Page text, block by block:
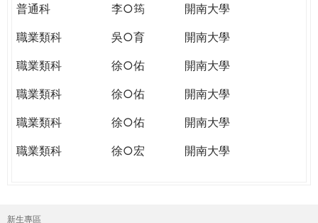
普通科
李○筠
開南大學
職業類科
吳○育
開南大學
職業類科
徐○佑
開南大學
職業類科
徐○佑
開南大學
職業類科
徐○佑
開南大學
職業類科
徐○宏 開南大學
新生專區